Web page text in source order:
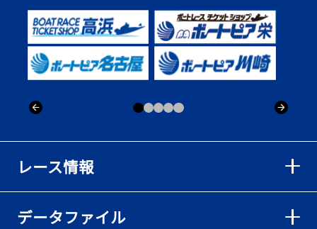
レース情報
データファイル